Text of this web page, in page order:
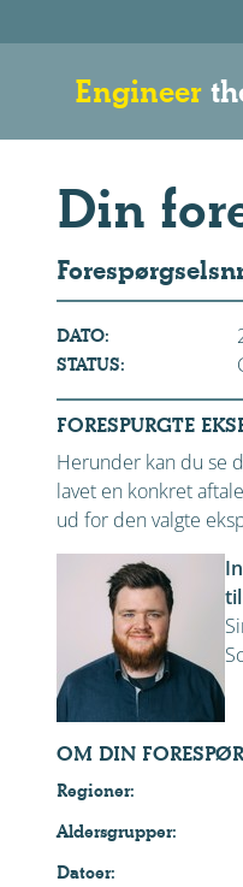
Engineer
Din
DATO:
STATUS:
FORESPURGTE
Herunder kan du se
lavet en konkret
ud for den valgte
OM DIN
Regioner:
Aldersgrupper:
Datoer: